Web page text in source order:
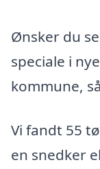
Ønsker du
speciale i
kommune,
Vi fandt 55
en snedker